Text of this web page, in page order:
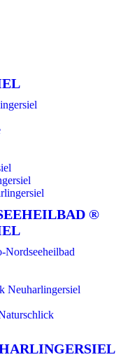
®
Nordseeheilbad
Neuharlingersiel